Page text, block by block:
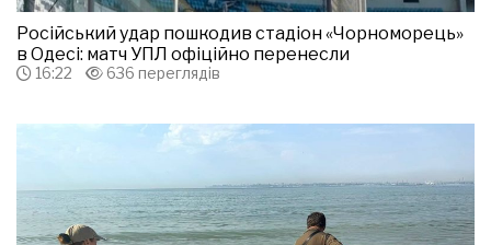
Російський удар пошкодив стадіон «Чорноморець»
в Одесі: матч УПЛ офіційно перенесли
16:22 636 переглядів